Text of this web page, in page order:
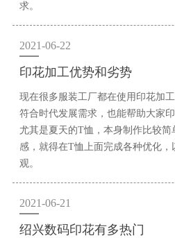
求。
2021-06-22
印花加工优势和劣势
现在很多服装工厂都在使用印花加
符合时代发展需求，也能帮助大家
尤其是夏天的T恤，本身制作比较
感，就得在T恤上面完成各种优化
观。
2021-06-21
绍兴数码印花有多热门